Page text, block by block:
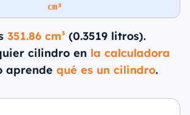
cm³
351.86 cm³ (0.3519 litros).
cilindro en la calculadora
aprende qué es un cilindro.